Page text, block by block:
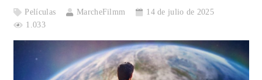
Películas MarcheFilmm
14 de julio de 2025
1.033